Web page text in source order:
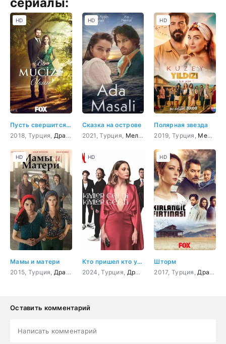
Пусть свершится чудо
2018, Турция, Драма Мелодрама
HD
Сказка на острове
2021, Турция, Мелодрама ,Комедия
HD
Полярная звезда
2019, Турция, Мелодрама
HD
Мамы и матери
2015, Турция, Драма
HD
Кто пришел кто ушел
2024, Турция, Драма Мелодрама ,
HD
Шторм
2017, Турция, Драма
HD
Оставить комментарий
Написать комментарий